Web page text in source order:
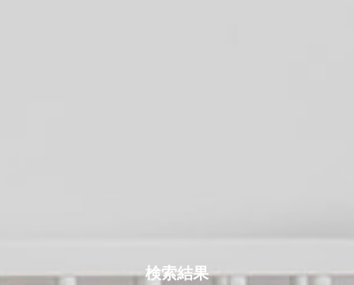
検索結果